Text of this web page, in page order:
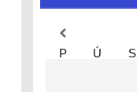
P
Ú S